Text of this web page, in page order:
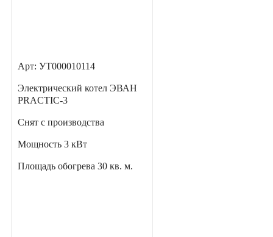
Арт: УТ000010114
Электрический котел ЭВАН
PRACTIC-3
Снят с производства
Мощность 3 кВт
Площадь обогрева 30 кв. м.